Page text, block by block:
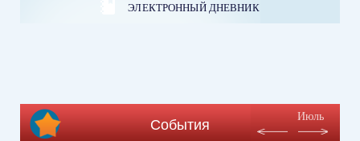
ЭЛЕКТРОННЫЙ ДНЕВНИК
События
Июль